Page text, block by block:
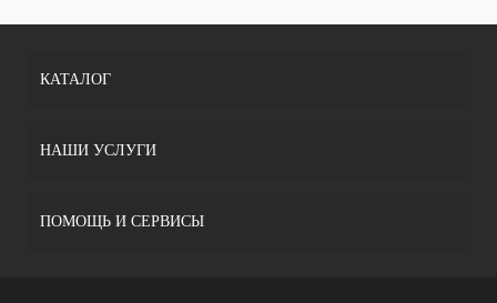
КАТАЛОГ
НАШИ УСЛУГИ
ПОМОЩЬ И СЕРВИСЫ